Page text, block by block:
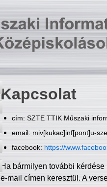
Kapcsolat
cím: SZTE TTIK Műszaki
email: miv[kukac]inf[pont]u-
facebook: https://
Ha bármilyen további
e-mail címen keresztül. A